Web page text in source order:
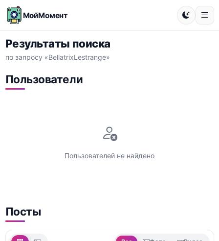
МойМомент
Результаты поиска
по запросу «BellatrixLestrange»
Пользователи
Пользователей не найдено
Посты